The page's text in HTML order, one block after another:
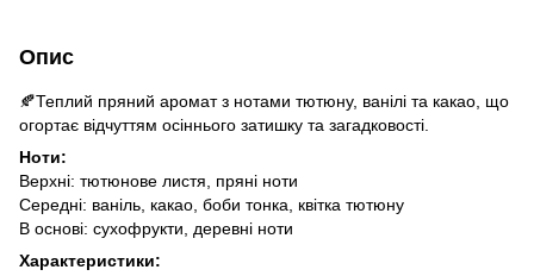
Опис
🍂Теплий пряний аромат з нотами тютюну, ванілі та какао, що
огортає відчуттям осіннього затишку та загадковості.
Ноти:
Верхні: тютюнове листя, пряні ноти
Середні: ваніль, какао, боби тонка, квітка тютюну
В основі: сухофрукти, деревні ноти
Характеристики: